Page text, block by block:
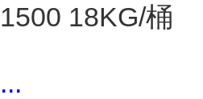
1500 18KG/桶
...